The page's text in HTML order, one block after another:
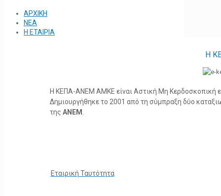
ΑΡΧΙΚΗ
ΝΕΑ
Η ΕΤΑΙΡΙΑ
Η
Η ΚΕΠΑ-ΑΝΕΜ ΑΜΚΕ είναι Αστική Μη Κερδοσκοπική
Δημιουργήθηκε το 2001 από τη σύμπραξη δύο
της ΑΝΕΜ
Εταιρική Ταυτότητα